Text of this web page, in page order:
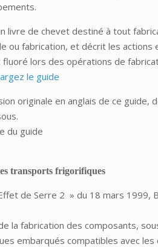
livre de chevet destiné à tout
ou fabrication, et décrit les
fluoré lors des opérations de
le guide
originale en anglais de ce
du guide
transports frigorifiques
de Serre 2 » du 18 mars
la fabrication des composants,
embarqués compatibles avec